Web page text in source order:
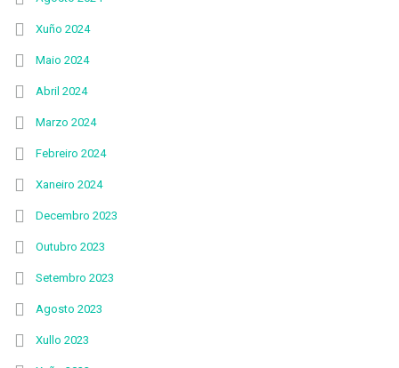
Xuño 2024
Maio 2024
Abril 2024
Marzo 2024
Febreiro 2024
Xaneiro 2024
Decembro 2023
Outubro 2023
Setembro 2023
Agosto 2023
Xullo 2023